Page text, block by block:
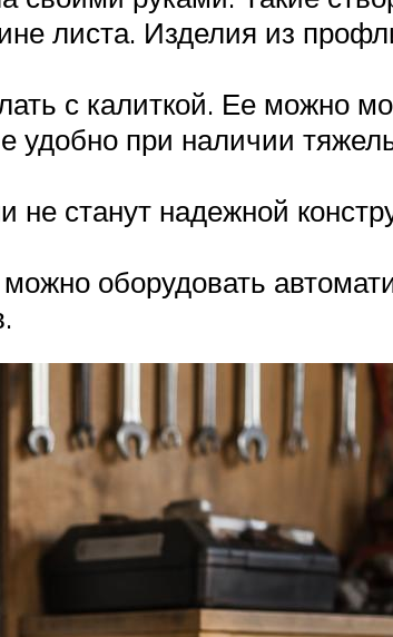
листа. Изделия из
с калиткой. Ее можно
удобно при наличии
станут надежной
оборудовать